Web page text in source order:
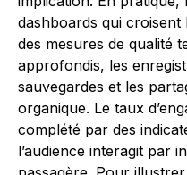
dashboards qui croisent
des mesures de qualité
approfondis, les
sauvegardes et les
organique. Le taux
complété par des
l’audience interagit par